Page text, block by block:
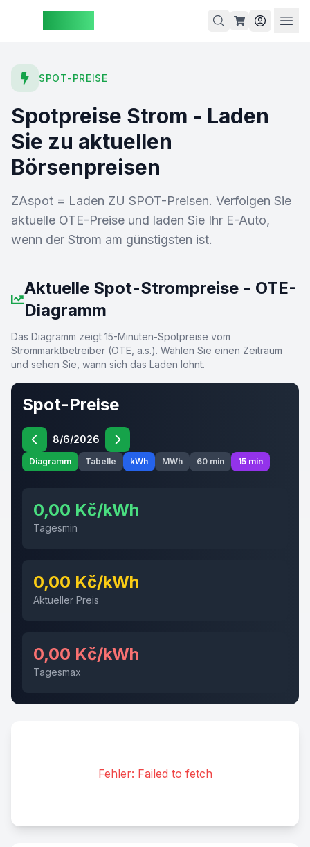
ist leer
unsere
SPOT-PREISE
Spotpreise Strom - Laden
Sie zu aktuellen
Börsenpreisen
ZAspot = Laden ZU SPOT-Preisen. Verfolgen Sie
aktuelle OTE-Preise und laden Sie Ihr E-Auto,
wenn der Strom am günstigsten ist.
Aktuelle Spot-Strompreise - OTE-
Diagramm
Das Diagramm zeigt 15-Minuten-Spotpreise vom
Strommarktbetreiber (OTE, a.s.). Wählen Sie einen Zeitraum
und sehen Sie, wann sich das Laden lohnt.
Spot-Preise
8/6/2026
Diagramm Tabelle kWh MWh 60 min 15 min
0,00 Kč/kWh
Tagesmin
0,00 Kč/kWh
Aktueller Preis
0,00 Kč/kWh
Tagesmax
Fehler: Failed to fetch